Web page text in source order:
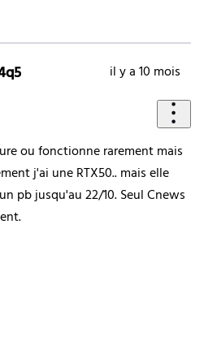
il y a 10 mois
ou fonctionne rarement mais
j'ai une RTX50.. mais elle
pb jusqu'au 22/10. Seul Cnews